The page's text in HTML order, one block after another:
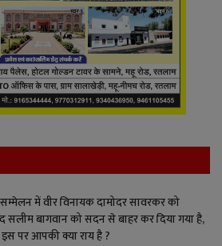
में वीर विनायक दामोदर सावरकर को
सलीम बागवान को सदन से बाहर कर दिया गया है,
पर आपकी क्या राय है ?